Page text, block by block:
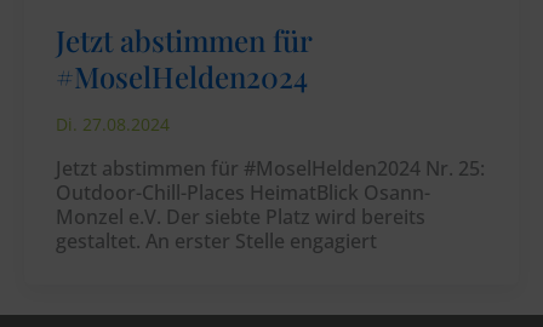
Jetzt abstimmen für
#MoselHelden2024
Di. 27.08.2024
Jetzt abstimmen für #MoselHelden2024 Nr. 25:
Outdoor-Chill-Places HeimatBlick Osann-
Monzel e.V. Der siebte Platz wird bereits
gestaltet. An erster Stelle engagiert